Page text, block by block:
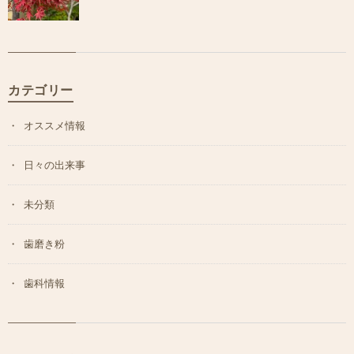
カテゴリー
オススメ情報
日々の出来事
未分類
歯磨き粉
歯科情報